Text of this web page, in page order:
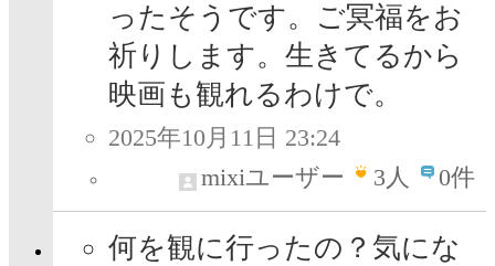
ったそうです。ご冥福をお
祈りします。生きてるから
映画も観れるわけで。
2025年10月11日 23:24
mixiユーザー
3人 0件
何を観に行ったの？気にな